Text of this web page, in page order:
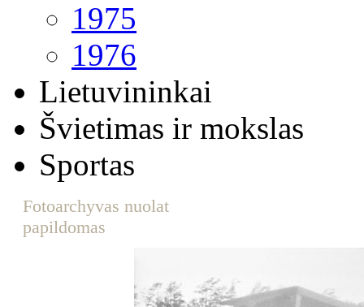
1975
1976
Lietuvininkai
Švietimas ir mokslas
Sportas
Fotoarchyvas nuolat
papildomas